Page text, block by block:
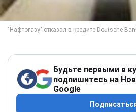
Будьте первыми в
подпишитесь на
Google